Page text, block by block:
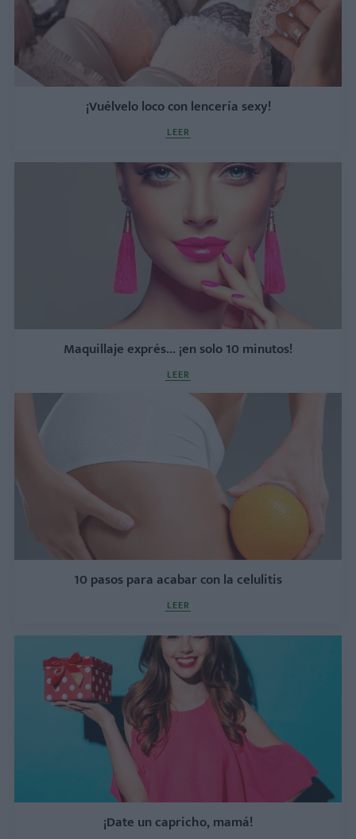
¡Vuélvelo loco con lencería sexy!
LEER
Maquillaje exprés... ¡en solo 10 minutos!
LEER
10 pasos para acabar con la celulitis
LEER
¡Date un capricho, mamá!